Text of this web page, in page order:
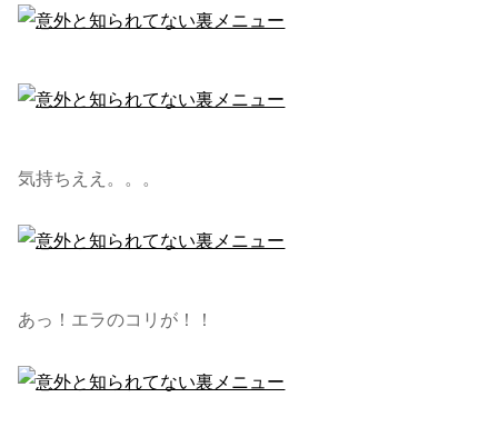
気持ちええ。。。
あっ！エラのコリが！！